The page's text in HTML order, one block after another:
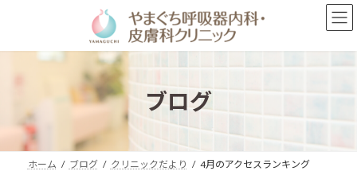
ン
プ
ー
動
ブログ
ホーム ブログ クリニックだより 4月のアクセスランキング